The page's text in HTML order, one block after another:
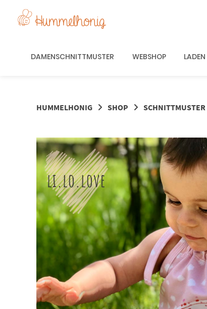
DAMENSCHNITTMUSTER WEBSHOP LADEN
HUMMELHONIG SHOP SCHNITTMUSTER